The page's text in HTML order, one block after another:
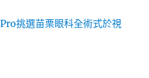
挑選苗栗眼科全術式於視